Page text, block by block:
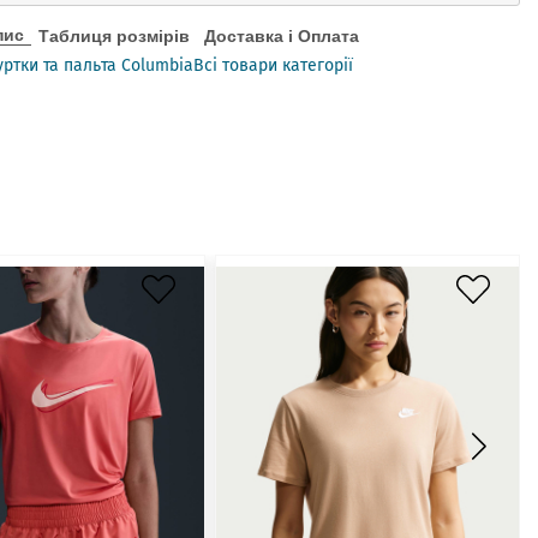
Таблиця розмірів Доставка і Оплата
та пальта ColumbiaВсі товари категорії